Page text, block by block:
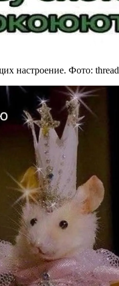
настроение. Фото: